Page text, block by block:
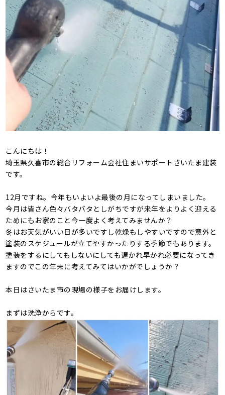
こんにちは！
埼玉県久喜市の総合リフォーム会社住まいサポートさいたま建装
です。
12月ですね。今年もいよいよ最後の月になってしまいました。
今月は皆さん色々バタバタとしがちですが来年をよりよく迎える
ためにもお家のこと今一度よく考えてみませんか？
冬はお天気がいい日が多いですし乾燥もしやすいですので意外と
塗装のスケジュールが立てやすかったりする季節でもあります。
塗装をするにしてもしないにしても遅かれ早かれ必要になってき
ますのでこの年末に考えてみてはいかがでしょうか？
本日はさいたま市の現場の様子をお届けします。
まずは洗浄からです。